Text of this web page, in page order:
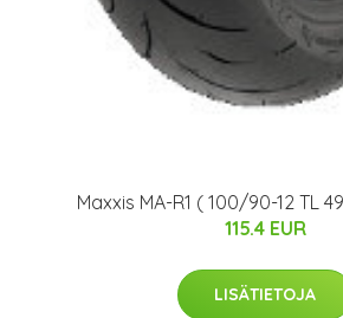
Maxxis MA-R1 ( 100/90-12 TL
115.4 EUR
LISÄTIETOJA